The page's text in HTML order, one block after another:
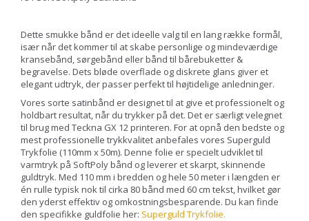
Dette smukke bånd er det ideelle valg til en lang række formål,
især når det kommer til at skabe personlige og mindeværdige
kransebånd, sørgebånd eller bånd til bårebuketter &
begravelse. Dets bløde overflade og diskrete glans giver et
elegant udtryk, der passer perfekt til højtidelige anledninger.
Vores sorte satinbånd er designet til at give et professionelt og
holdbart resultat, når du trykker på det. Det er særligt velegnet
til brug med Teckna GX 12 printeren. For at opnå den bedste og
mest professionelle trykkvalitet anbefales vores Superguld
Trykfolie (110mm x 50m). Denne folie er specielt udviklet til
varmtryk på SoftPoly bånd og leverer et skarpt, skinnende
guldtryk. Med 110 mm i bredden og hele 50 meter i længden er
én rulle typisk nok til cirka 80 bånd med 60 cm tekst, hvilket gør
den yderst effektiv og omkostningsbesparende. Du kan finde
den specifikke guldfolie her: Superguld Trykfolie.